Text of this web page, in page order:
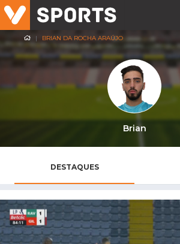
BRIAN DA ROCHA ARAÚJO
Brian
DESTAQUES